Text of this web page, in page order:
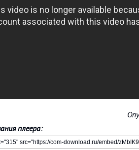
плеера: